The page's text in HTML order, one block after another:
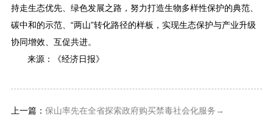
持走生态优先、绿色发展之路，努力打造生物多样性保护的典范、
碳中和的示范、“两山”转化路径的样板，实现生态保护与产业升级
协同增效、互促共进。
来源：《经济日报》
上一篇： 保山率先在全省探索政府购买禁毒社会化服务→